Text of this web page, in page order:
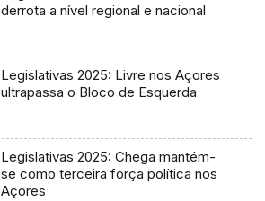
derrota a nível regional e nacional
Legislativas 2025: Livre nos Açores
ultrapassa o Bloco de Esquerda
Legislativas 2025: Chega mantém-
se como terceira força política nos
Açores